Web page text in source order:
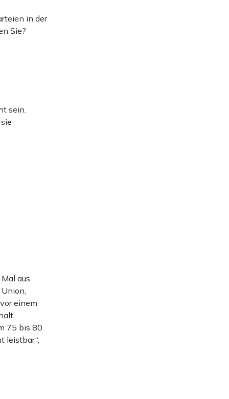
in der
Sie?
sein.
aus
einem
75 bis 80
leistbar“,